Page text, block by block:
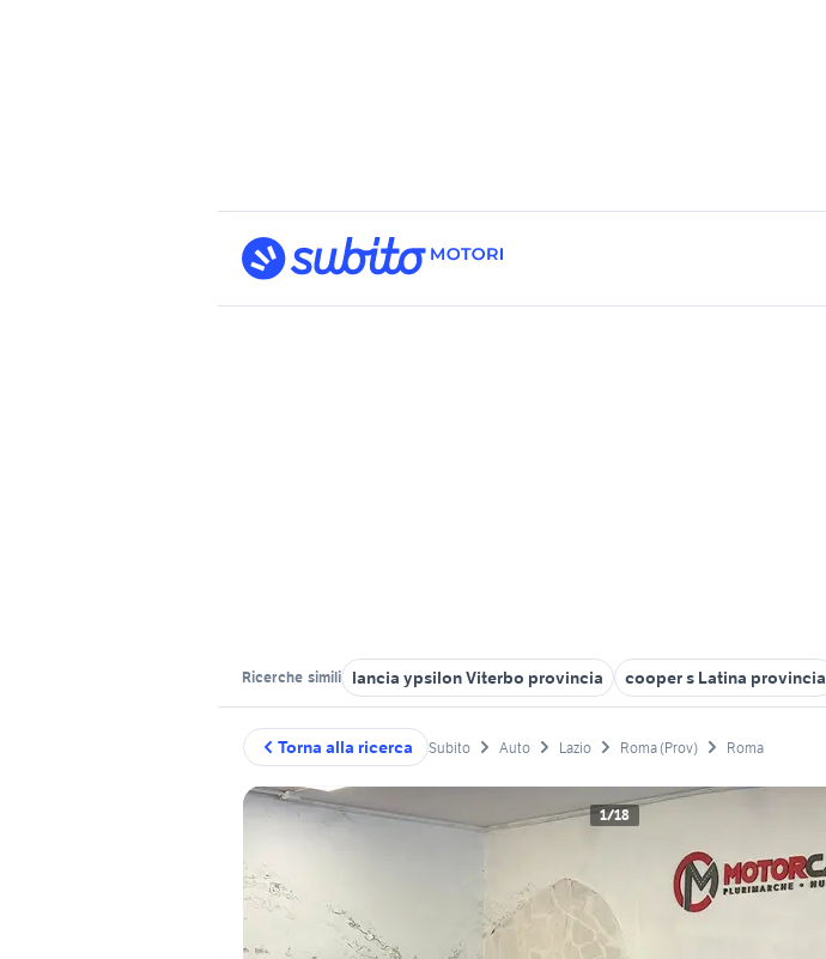
Ricerche simili lancia ypsilon Viterbo provincia cooper s Latina provincia
Torna alla ricerca Subito Auto Lazio Roma (Prov) Roma
1/18